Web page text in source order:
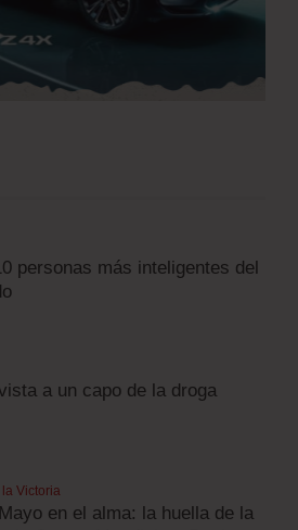
personas más inteligentes del
a un capo de la droga
Victoria
en el alma: la huella de la